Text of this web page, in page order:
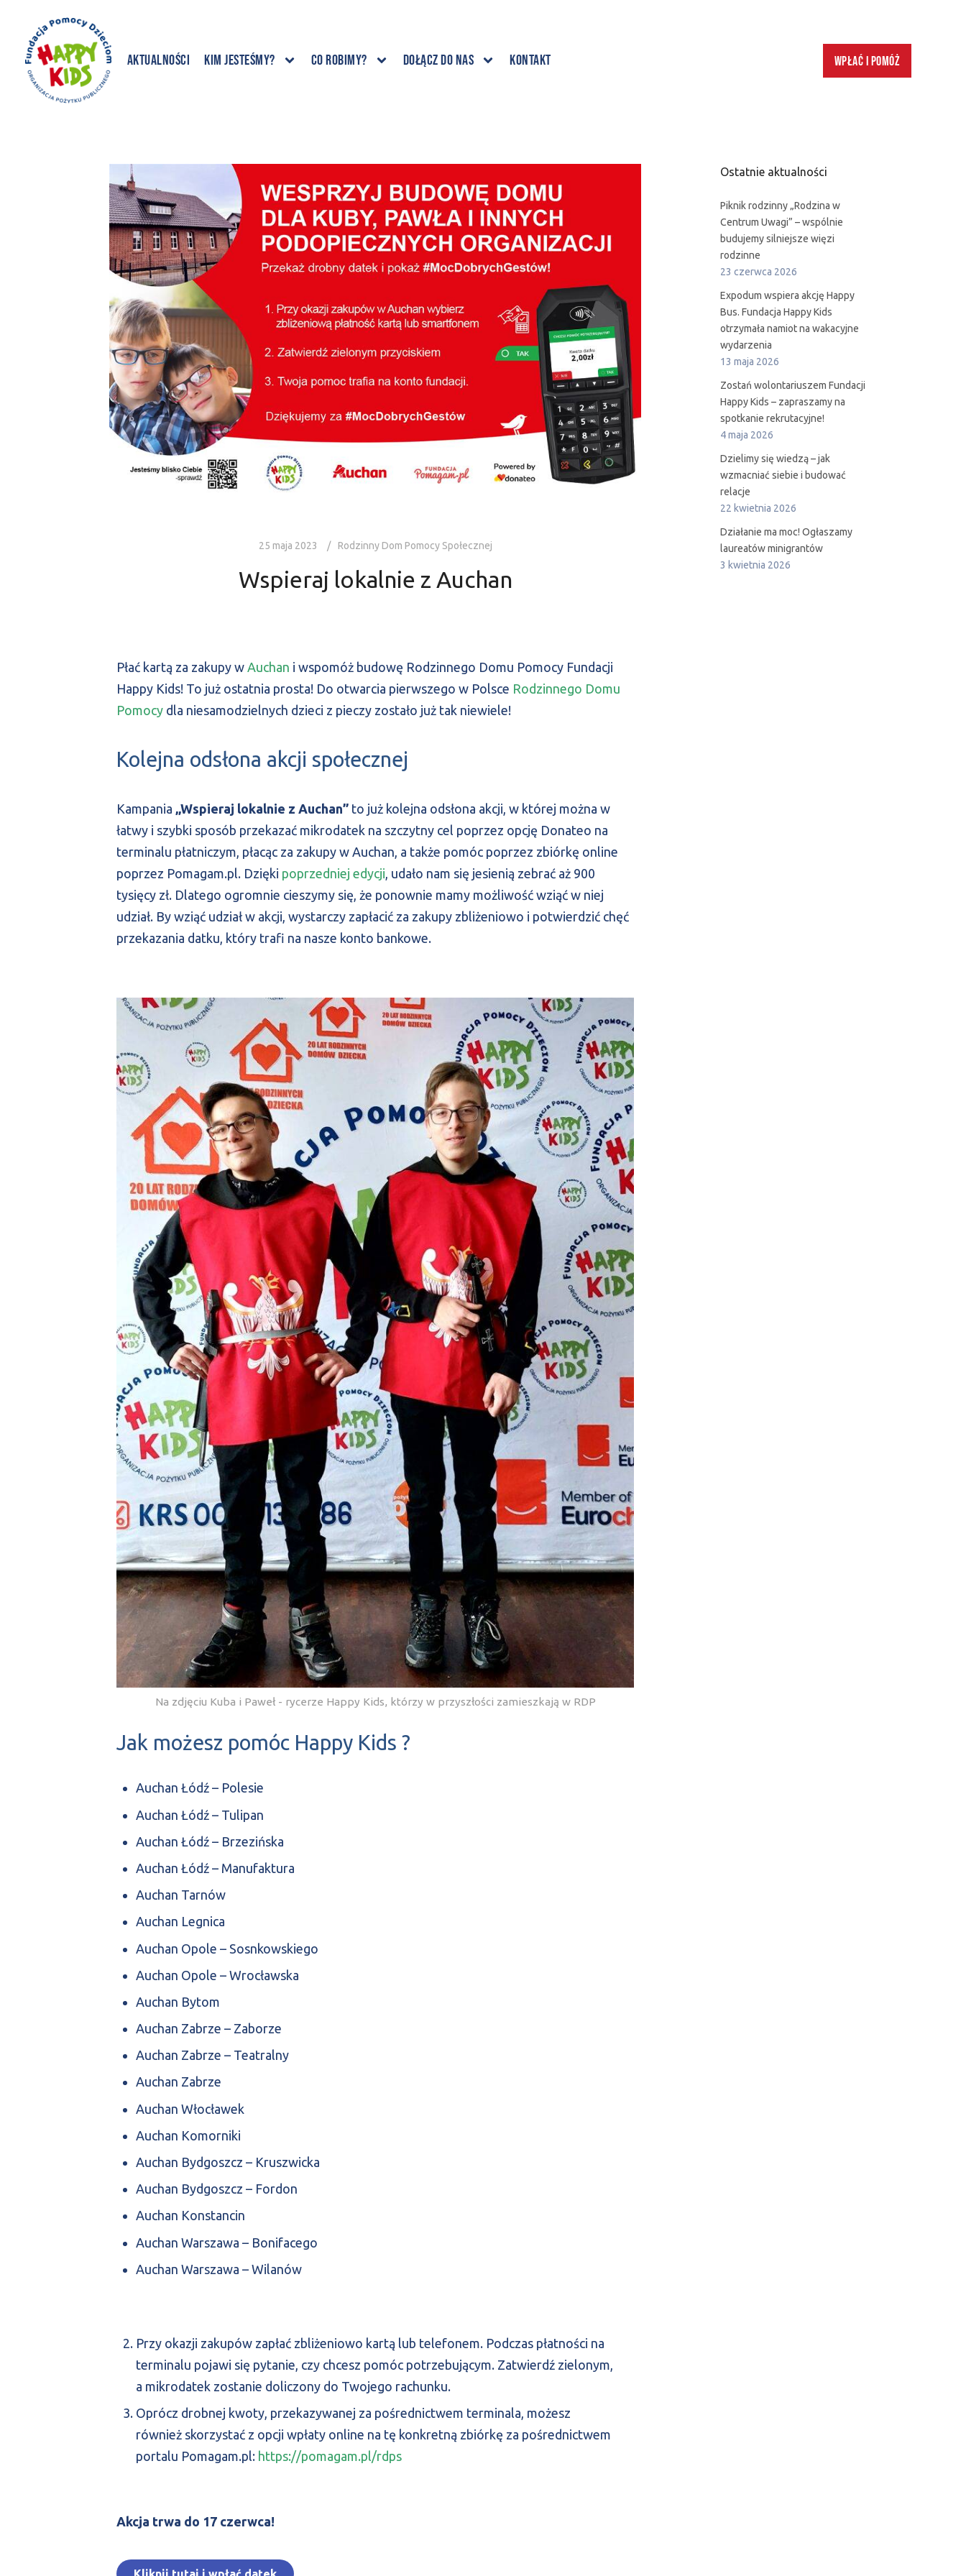
Aktualności Kim jesteśmy? Co robimy? Dołącz do nas Kontakt Wpłać i pomóż
25 maja 2023 Rodzinny Dom Pomocy Społecznej
Wspieraj lokalnie z Auchan
Płać kartą za zakupy w Auchan i wspomóż budowę Rodzinnego Domu Pomocy Fundacji
Happy Kids! To już ostatnia prosta! Do otwarcia pierwszego w Polsce Rodzinnego Domu
Pomocy dla niesamodzielnych dzieci z pieczy zostało już tak niewiele!
Kolejna odsłona akcji społecznej
Kampania „Wspieraj lokalnie z Auchan” to już kolejna odsłona akcji, w której można w
łatwy i szybki sposób przekazać mikrodatek na szczytny cel poprzez opcję Donateo na
terminalu płatniczym, płacąc za zakupy w Auchan, a także pomóc poprzez zbiórkę online
poprzez Pomagam.pl. Dzięki poprzedniej edycji , udało nam się jesienią zebrać aż 900
tysięcy zł. Dlatego ogromnie cieszymy się, że ponownie mamy możliwość wziąć w niej
udział. By wziąć udział w akcji, wystarczy zapłacić za zakupy zbliżeniowo i potwierdzić chęć
przekazania datku, który trafi na nasze konto bankowe.
Na zdjęciu Kuba i Paweł - rycerze Happy Kids, którzy w przyszłości zamieszkają w RDP
Jak możesz pomóc Happy Kids ?
Auchan Łódź – Polesie
Auchan Łódź – Tulipan
Auchan Łódź – Brzezińska
Auchan Łódź – Manufaktura
Auchan Tarnów
Auchan Legnica
Auchan Opole – Sosnkowskiego
Auchan Opole – Wrocławska
Auchan Bytom
Auchan Zabrze – Zaborze
Auchan Zabrze – Teatralny
Auchan Zabrze
Auchan Włocławek
Auchan Komorniki
Auchan Bydgoszcz – Kruszwicka
Auchan Bydgoszcz – Fordon
Auchan Konstancin
Auchan Warszawa – Bonifacego
Auchan Warszawa – Wilanów
Przy okazji zakupów zapłać zbliżeniowo kartą lub telefonem. Podczas płatności na
terminalu pojawi się pytanie, czy chcesz pomóc potrzebującym. Zatwierdź zielonym,
a mikrodatek zostanie doliczony do Twojego rachunku.
Oprócz drobnej kwoty, przekazywanej za pośrednictwem terminala, możesz
również skorzystać z opcji wpłaty online na tę konkretną zbiórkę za pośrednictwem
portalu Pomagam.pl: https://pomagam.pl/rdps
Akcja trwa do 17 czerwca!
Ostatnie aktualności
Piknik rodzinny „Rodzina w
Centrum Uwagi” – wspólnie
budujemy silniejsze więzi
rodzinne
23 czerwca 2026
Expodum wspiera akcję Happy
Bus. Fundacja Happy Kids
otrzymała namiot na wakacyjne
wydarzenia
13 maja 2026
Zostań wolontariuszem Fundacji
Happy Kids – zapraszamy na
spotkanie rekrutacyjne!
4 maja 2026
Dzielimy się wiedzą – jak
wzmacniać siebie i budować
relacje
22 kwietnia 2026
Działanie ma moc! Ogłaszamy
laureatów minigrantów
3 kwietnia 2026